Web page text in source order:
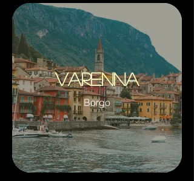
Varenna
Borgo